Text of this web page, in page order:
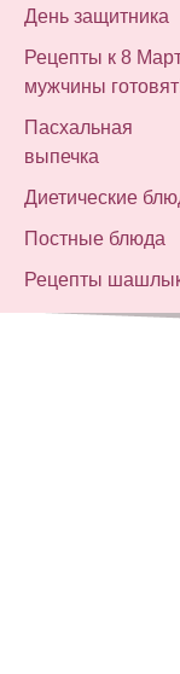
День защитника
Рецепты к 8
мужчины
Пасхальная
выпечка
Диетические
Постные блюда
Рецепты